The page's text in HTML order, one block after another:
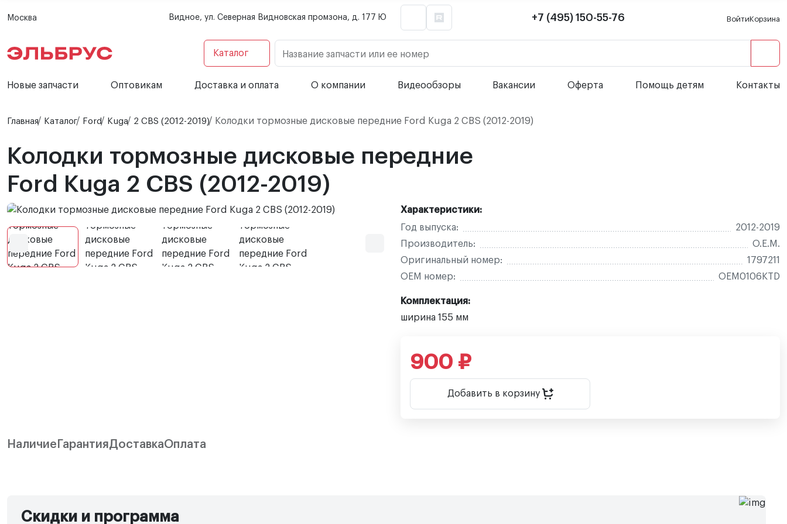
Москва Видное, ул. Северная Видновская промзона, д. 177 Ю +7 (495) 150-55-76 ВойтиКорзина
Каталог Название запчасти или ее номер
Новые запчасти Оптовикам Доставка и оплата О компании Видеообзоры Вакансии Оферта Помощь детям Контакты
Главная Каталог Ford Kuga 2 CBS (2012-2019) Колодки тормозные дисковые передние Ford Kuga 2 CBS (2012-2019)
Колодки тормозные дисковые передние
Ford Kuga 2 CBS (2012-2019)
Характеристики:
Год выпуска:
2012-2019
Производитель:
O.E.M.
Оригинальный номер:
1797211
OEM номер:
OEM0106KTD
Комплектация:
ширина 155 мм
900 ₽
Добавить в корзину
Наличие ГарантияДоставкаОплата
Скидки и программа